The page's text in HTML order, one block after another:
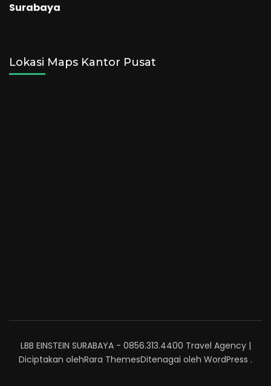
Surabaya
Lokasi Maps Kantor Pusat
LBB EINSTEIN SURABAYA - 0856.313.4400 Travel Agency |
Diciptakan olehRara ThemesDitenagai oleh WordPress .